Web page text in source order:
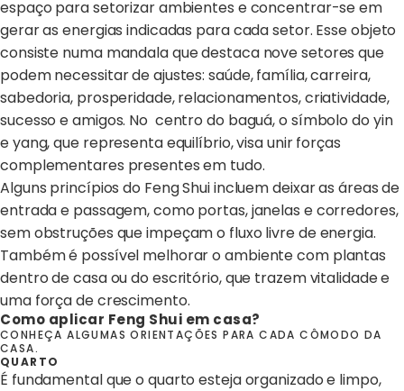
espaço para setorizar ambientes e concentrar-se em
gerar as energias indicadas para cada setor. Esse objeto
consiste numa mandala que destaca nove setores que
podem necessitar de ajustes: saúde, família, carreira,
sabedoria, prosperidade, relacionamentos, criatividade,
sucesso e amigos. No centro do baguá, o símbolo do yin
e yang, que representa equilíbrio, visa unir forças
complementares presentes em tudo.
Alguns princípios do Feng Shui incluem deixar as áreas de
entrada e passagem, como portas, janelas e corredores,
sem obstruções que impeçam o fluxo livre de energia.
Também é possível melhorar o ambiente com plantas
dentro de casa ou do escritório, que trazem vitalidade e
uma força de crescimento.
Como aplicar Feng Shui em casa?
CONHEÇA ALGUMAS ORIENTAÇÕES PARA CADA CÔMODO DA
CASA.
QUARTO
É fundamental que o quarto esteja organizado e limpo,